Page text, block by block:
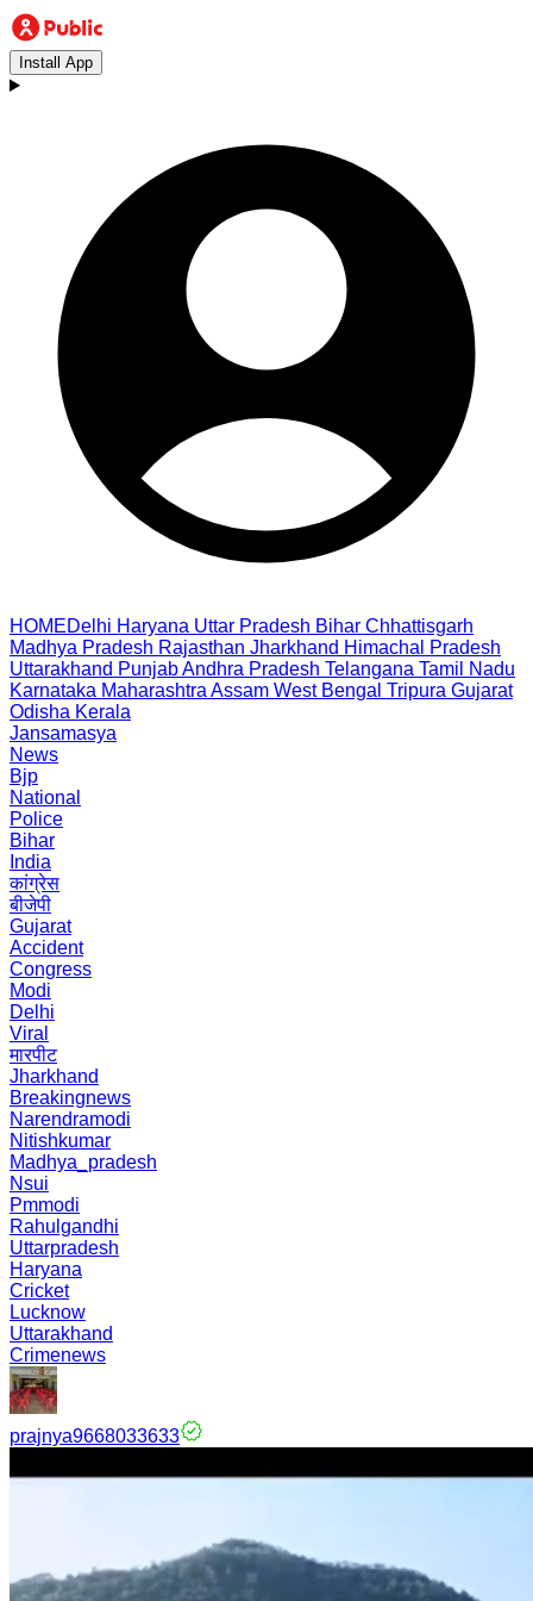
Install App
HOMEDelhi Haryana Uttar Pradesh Bihar Chhattisgarh
Madhya Pradesh Rajasthan Jharkhand Himachal Pradesh
Uttarakhand PunjabAndhra Pradesh Telangana Tamil Nadu
Karnataka Maharashtra Assam West Bengal Tripura Gujarat
Odisha Kerala
Jansamasya
News
Bjp
National
Police
Bihar
India
कांग्रेस
बीजेपी
Gujarat
Accident
Congress
Modi
Delhi
Viral
मारपीट
Jharkhand
Breakingnews
Narendramodi
Nitishkumar
Madhya_pradesh
Nsui
Pmmodi
Rahulgandhi
Uttarpradesh
Haryana
Cricket
Lucknow
Uttarakhand
Crimenews
prajnya9668033633